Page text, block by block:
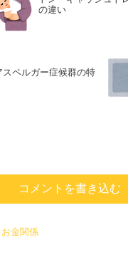
の違い
ペルガー症候群の特
コメントを書き込む
お金関係